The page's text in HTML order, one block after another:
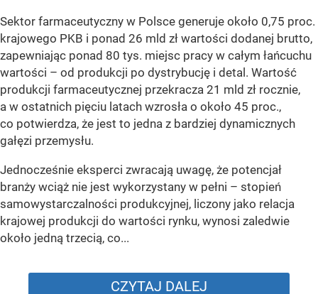
Sektor farmaceutyczny w Polsce generuje około 0,75 proc.
krajowego PKB i ponad 26 mld zł wartości dodanej brutto,
zapewniając ponad 80 tys. miejsc pracy w całym łańcuchu
wartości – od produkcji po dystrybucję i detal. Wartość
produkcji farmaceutycznej przekracza 21 mld zł rocznie,
a w ostatnich pięciu latach wzrosła o około 45 proc.,
co potwierdza, że jest to jedna z bardziej dynamicznych
gałęzi przemysłu.
Jednocześnie eksperci zwracają uwagę, że potencjał
branży wciąż nie jest wykorzystany w pełni – stopień
samowystarczalności produkcyjnej, liczony jako relacja
krajowej produkcji do wartości rynku, wynosi zaledwie
około jedną trzecią, co...
CZYTAJ DALEJ